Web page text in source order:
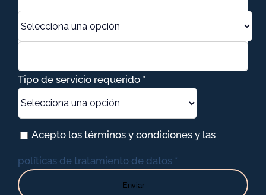
Tipo de servicio requerido *
Acepto los términos y condiciones y las
políticas de tratamiento de datos *
Enviar